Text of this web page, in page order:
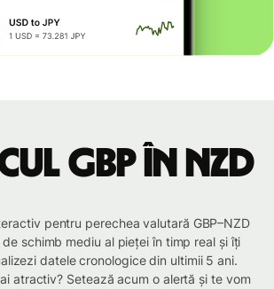
GBP în NZD
pentru perechea valutară GBP–NZD
schimb mediu al pieței în timp real și îți
datele cronologice din ultimii 5 ani.
atractiv? Setează acum o alertă și te vom